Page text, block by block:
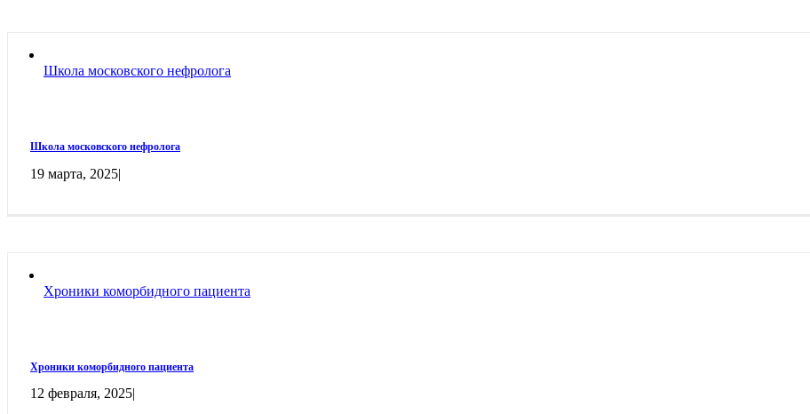
Школа московского нефролога
Школа московского нефролога
19 марта, 2025|
Хроники коморбидного пациента
Хроники коморбидного пациента
12 февраля, 2025|